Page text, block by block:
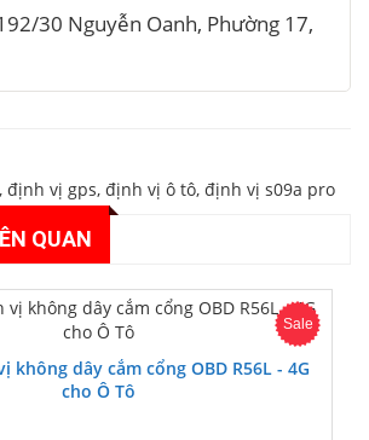
30 Nguyễn Oanh, Phường 17,
, định vị gps, định vị ô tô, định vị s09a pro
QUAN
Sale
không dây cắm cổng OBD R56L - 4G
cho Ô Tô